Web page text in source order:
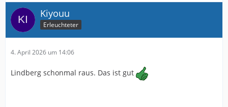
Kiyouu
Erleuchteter
4. April 2026 um 14:06
Lindberg schonmal raus. Das ist gut